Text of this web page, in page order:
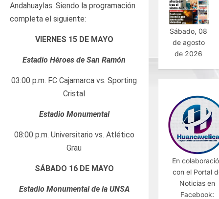
Andahuaylas. Siendo la programación
completa el siguiente:
VIERNES 15 DE MAYO
Estadio Héroes de San Ramón
03:00 p.m. FC Cajamarca vs. Sporting
Cristal
Estadio Monumental
08:00 p.m. Universitario vs. Atlético
Grau
SÁBADO 16 DE MAYO
Estadio Monumental de la UNSA
Sábado, 08
de agosto
de 2026
En
con el Portal
Noticias en
Facebook: